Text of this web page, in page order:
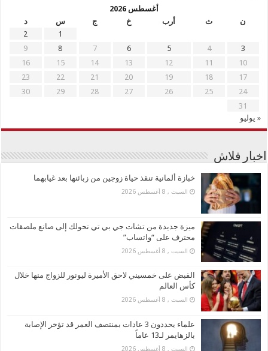
أغسطس 2026
ن
ث أرب خ ج س
د
1
2
3
4
5
6
7
8
9
10
11
12
13
14
15
16
17
18
19
20
21
22
23
24
25
26
27
28
29
30
31
« يوليو
اخبار فلاش
خبازة ألمانية تنقذ حياة زوجين من زبائنها بعد غيابهما
السبت , 8 أغسطس 2026
ميزة جديدة من تشات جي بي تي تحولك إلى صانع ملصقات
محترف على “واتساب”
السبت , 8 أغسطس 2026
القبض على خمسيني لاحق الأميرة ليونور للزواج منها خلال
كأس العالم
السبت , 8 أغسطس 2026
علماء يحددون 3 عادات بمنتصف العمر قد تؤخر الإصابة
بالزهايمر لـ13 عاماً
السبت , 8 أغسطس 2026